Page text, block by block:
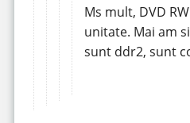
Ms mult, DVD
unitate. Mai am
sunt ddr2, sunt